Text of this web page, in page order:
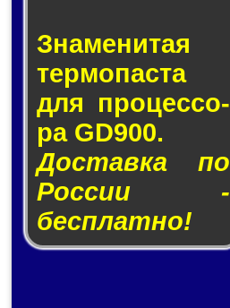
Знаменитая
тер­мо­пас­та
для про­цес­со­
ра GD900.
Доставка по
России -
бесплатно!